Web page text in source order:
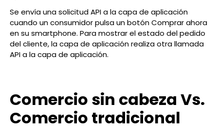
Se envía una solicitud API a la capa de aplicación
cuando un consumidor pulsa un botón Comprar ahora
en su smartphone. Para mostrar el estado del pedido
del cliente, la capa de aplicación realiza otra llamada
API a la capa de aplicación.
Comercio sin cabeza Vs.
Comercio tradicional